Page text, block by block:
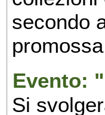
secondo
Evento:
Si